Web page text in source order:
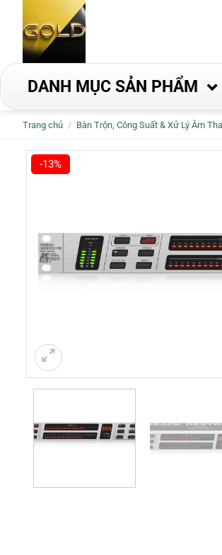
dung
DANH MỤC SẢN PHẨM
Trang chủ / Bàn Trộn, Công Suất & Xử Lý Âm
-13%